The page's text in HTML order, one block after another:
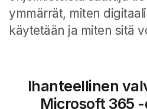
ymmärrät, miten
käytetään ja miten sitä
Ihanteellinen
Microsoft 365